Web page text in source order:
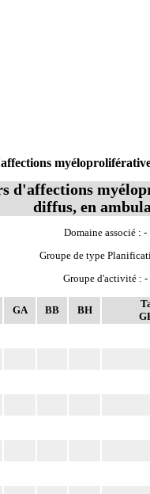
GA BB BH
d'affections
diffus, en
Domaine associé : -
Groupe de type
Groupe d'activité : -